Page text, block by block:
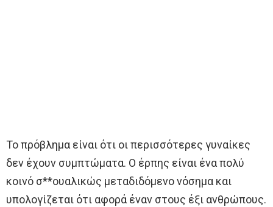
Το πρόβλημα είναι ότι οι περισσότερες γυναίκες
δεν έχουν συμπτώματα. Ο έρπης είναι ένα πολύ
κοινό σ**ουαλικώς μεταδιδόμενο νόσημα και
υπολογίζεται ότι αφορά έναν στους έξι ανθρώπους.